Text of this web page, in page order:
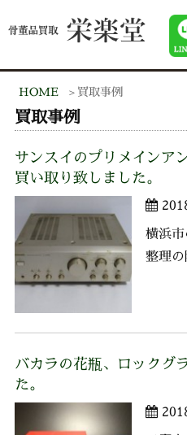
HOME 買取事例
買取事例
サンスイのプリメインア
買い取り致しました。
横浜
整理
てお
お品
くあ
すので
バカラの花瓶、ロックグ
た。